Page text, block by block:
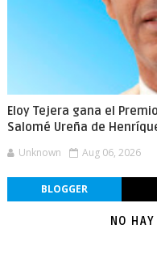
Eloy Tejera gana el
Salomé Ureña de
Unknown Aug 06, 2026
BLOGGER
NO